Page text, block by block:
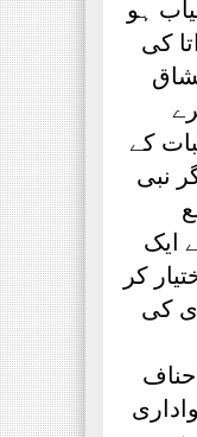
ہو
کی
کے
نبی
ایک
کر
کی